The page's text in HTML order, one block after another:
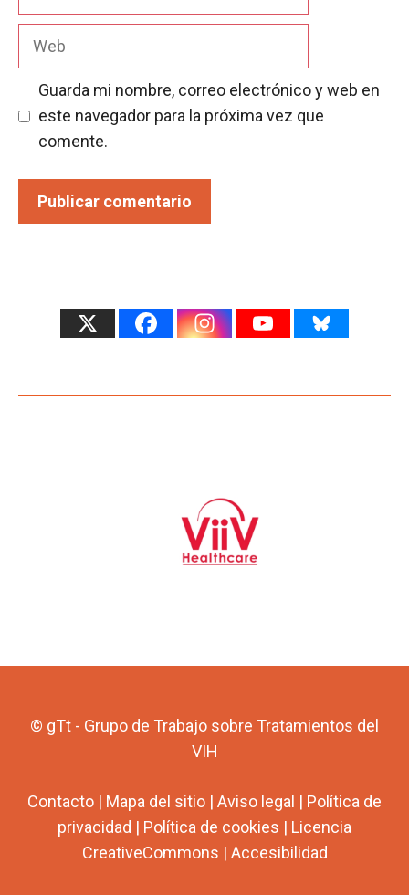
Guarda mi nombre, correo electrónico y web en
este navegador para la próxima vez que
comente.
© gTt - Grupo de Trabajo sobre Tratamientos del
VIH
Contacto | Mapa del sitio | Aviso legal | Política de
privacidad | Política de cookies | Licencia
CreativeCommons | Accesibilidad